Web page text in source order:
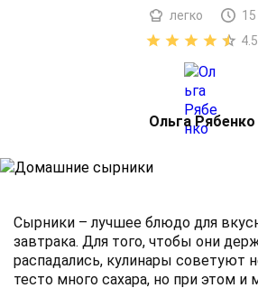
легко
15
4.5
Ольга Рябенко
Сырники – лучшее блюдо для
завтрака. Для того, чтобы они
распадались, кулинары советуют
тесто много сахара, но при этом и